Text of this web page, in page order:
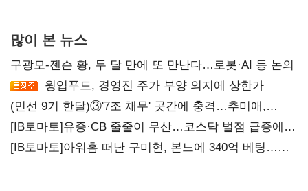
많이 본 뉴스
구광모-젠슨 황, 두 달 만에 또 만난다…로봇·AI 등 논의
윙입푸드, 경영진 주가 부양 의지에 상한가
(민선 9기 한달)③'7조 채무' 곳간에 충격…추미애,
20년만에 '비상재정' 선언 승부수
[IB토마토]유증·CB 줄줄이 무산…코스닥 벌점 급증에
상폐 압박
[IB토마토]아워홈 떠난 구미현, 본느에 340억 베팅…